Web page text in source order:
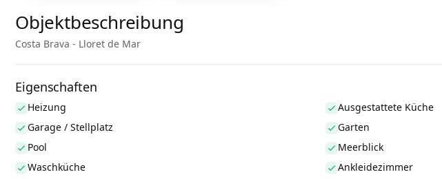
Objektbeschreibung
Costa Brava - Lloret de Mar
Eigenschaften
Heizung
Ausgestattete Küche
Garage / Stellplatz
Garten
Pool
Meerblick
Waschküche
Ankleidezimmer